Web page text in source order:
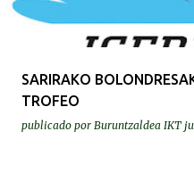
SARIRAKO
TROFEO
publicado por Buruntzaldea IKT